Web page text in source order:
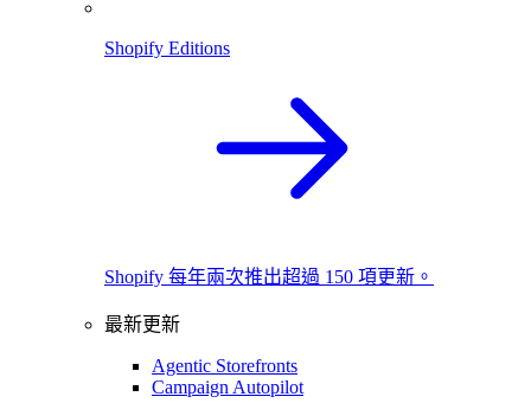
Shopify Editions
Shopify 每年兩次推出超過 150 項更新。
最新更新
Agentic Storefronts
Campaign Autopilot